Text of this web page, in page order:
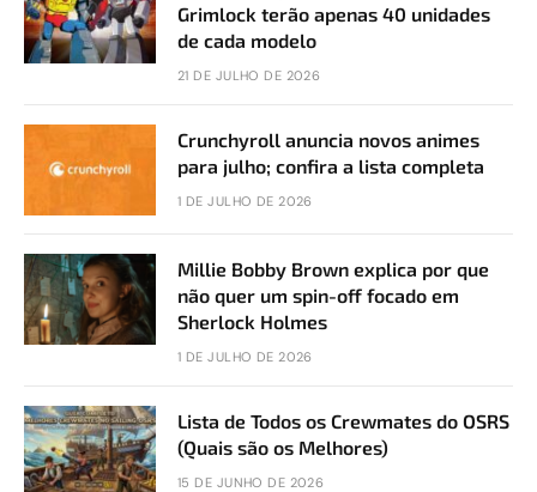
Grimlock terão apenas 40 unidades
de cada modelo
21 DE JULHO DE 2026
Crunchyroll anuncia novos animes
para julho; confira a lista completa
1 DE JULHO DE 2026
Millie Bobby Brown explica por que
não quer um spin-off focado em
Sherlock Holmes
1 DE JULHO DE 2026
Lista de Todos os Crewmates do OSRS
(Quais são os Melhores)
15 DE JUNHO DE 2026